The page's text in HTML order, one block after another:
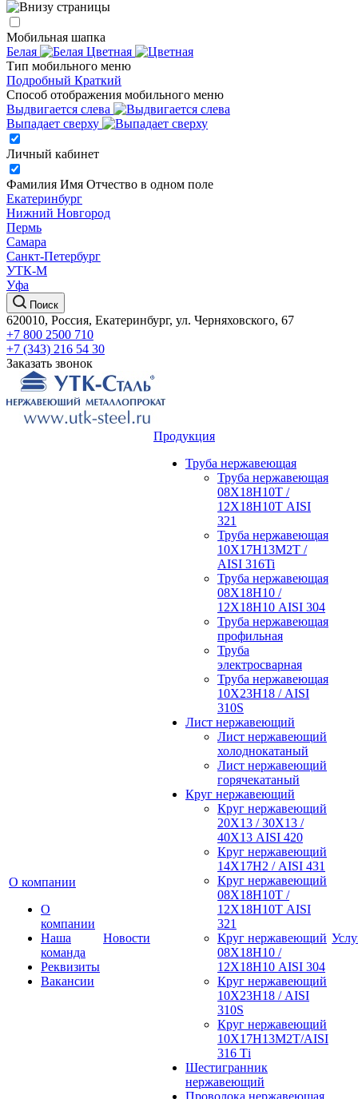
Мобильная шапка
Белая
Цветная
Тип мобильного меню
Подробный Краткий
Способ отображения мобильного меню
Выдвигается слева
Выпадает сверху
Личный кабинет
Фамилия Имя Отчество в одном поле
Екатеринбург
Нижний Новгород
Пермь
Самара
Санкт-Петербург
УТК-М
Уфа
Поиск
620010, Россия, Екатеринбург, ул. Черняховского, 67
+7 800 2500 710
+7 (343) 216 54 30
Заказать звонок
О компании
О
компании
Наша
команда
Реквизиты
Вакансии
Новости
Продукция
Труба нержавеющая
Труба нержавеющая
08Х18Н10Т /
12Х18Н10Т AISI
321
Труба нержавеющая
10Х17Н13М2Т /
AISI 316Ti
Труба нержавеющая
08Х18Н10 /
12Х18Н10 AISI 304
Труба нержавеющая
профильная
Труба
электросварная
Труба нержавеющая
10Х23Н18 / AISI
310S
Лист нержавеющий
Лист нержавеющий
холоднокатаный
Лист нержавеющий
горячекатаный
Круг нержавеющий
Круг нержавеющий
20Х13 / 30Х13 /
40Х13 AISI 420
Круг нержавеющий
14Х17Н2 / AISI 431
Круг нержавеющий
08Х18Н10Т /
12Х18Н10Т AISI
321
Круг нержавеющий
08Х18Н10 /
12Х18Н10 AISI 304
Круг нержавеющий
10Х23Н18 / AISI
310S
Круг нержавеющий
10Х17Н13М2Т/AISI
316 Тi
Шестигранник
нержавеющий
Проволока нержавеющая